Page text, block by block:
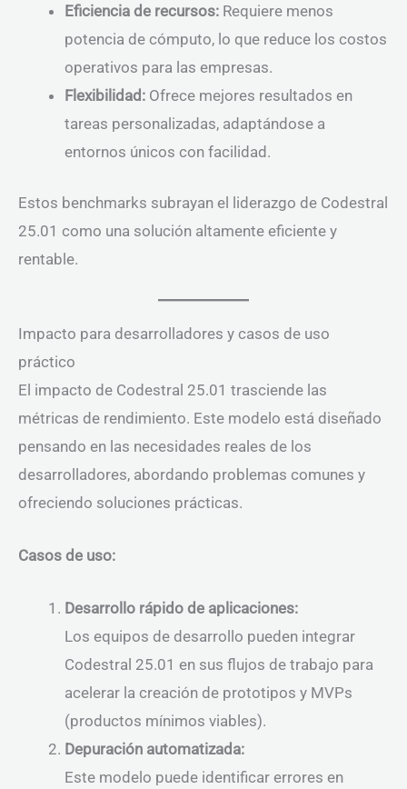
Eficiencia de recursos: Requiere menos
potencia de cómputo, lo que reduce los costos
operativos para las empresas.
Flexibilidad: Ofrece mejores resultados en
tareas personalizadas, adaptándose a
entornos únicos con facilidad.
Estos benchmarks subrayan el liderazgo de Codestral
25.01 como una solución altamente eficiente y
rentable.
Impacto para desarrolladores y casos de uso
práctico
El impacto de Codestral 25.01 trasciende las
métricas de rendimiento. Este modelo está diseñado
pensando en las necesidades reales de los
desarrolladores, abordando problemas comunes y
ofreciendo soluciones prácticas.
Casos de uso:
Desarrollo rápido de aplicaciones:
Los equipos de desarrollo pueden integrar
Codestral 25.01 en sus flujos de trabajo para
acelerar la creación de prototipos y MVPs
(productos mínimos viables).
Depuración automatizada:
Este modelo puede identificar errores en